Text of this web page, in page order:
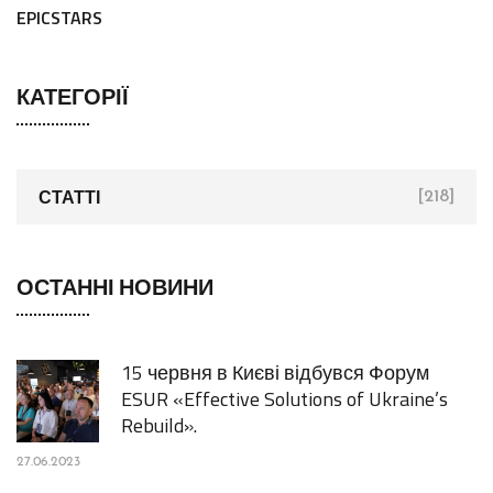
EPICSTARS
КАТЕГОРІЇ
СТАТТІ [218]
ОСТАННІ НОВИНИ
15 червня в Києві відбувся Форум
ESUR «Effective Solutions of Ukraine’s
Rebuild».
27.06.2023